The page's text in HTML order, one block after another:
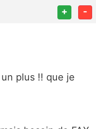
+ -
plus !! que je